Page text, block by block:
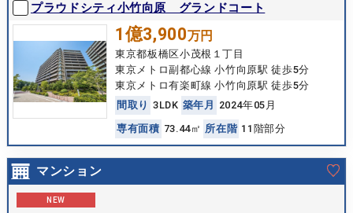
プラウドシティ小竹向原 グランドコート
1億3,900万円
東京都板橋区小茂根１丁目
東京メトロ副都心線 小竹向原駅 徒歩5分
東京メトロ有楽町線 小竹向原駅 徒歩5分
間 取 り 3LDK 築年 月
2024年05月
専有面積 73.44㎡ 所在 階 11階部分
マンション
NEW